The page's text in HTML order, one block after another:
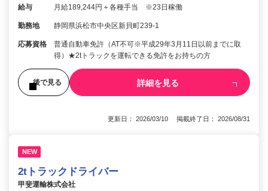
給与 月給189,244円＋各種手当 ※23日稼働
勤務地 静岡県浜松市中央区新貝町239-1
応募資格
普通自動車免許（AT不可※平成29年3月11日以前までに取
得）★2tトラックを運転できる免許をお持ちの方
後で見る 詳細を見る
更新日： 2026/03/10 掲載終了日： 2026/08/31
NEW
2tトラックドライバー
甲斐運輸株式会社